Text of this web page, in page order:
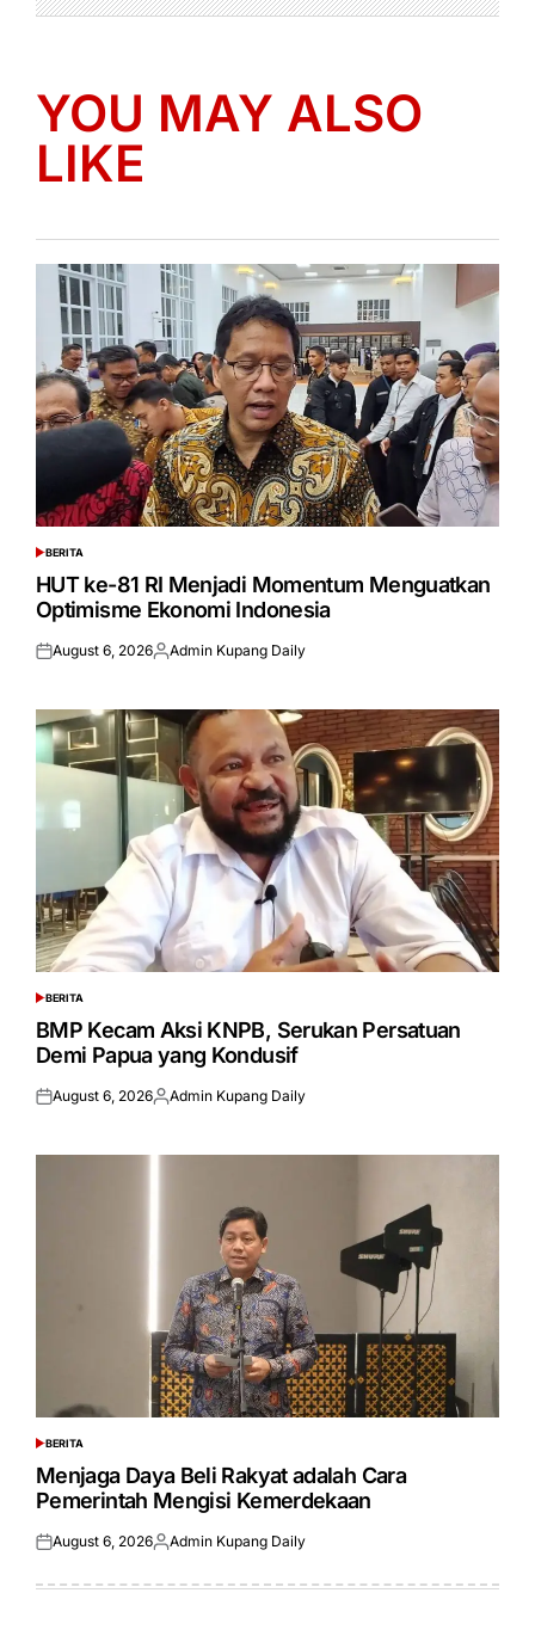
YOU MAY ALSO
LIKE
POSTED
IN
BERITA
HUT ke-81 RI Menjadi Momentum Menguatkan
Optimisme Ekonomi Indonesia
Posted
August 6, 2026Posted
Admin Kupang Daily
POSTED
IN
BERITA
BMP Kecam Aksi KNPB, Serukan Persatuan
Demi Papua yang Kondusif
Posted
August 6, 2026Posted
Admin Kupang Daily
POSTED
IN
BERITA
Menjaga Daya Beli Rakyat adalah Cara
Pemerintah Mengisi Kemerdekaan
Posted
August 6, 2026Posted
Admin Kupang Daily